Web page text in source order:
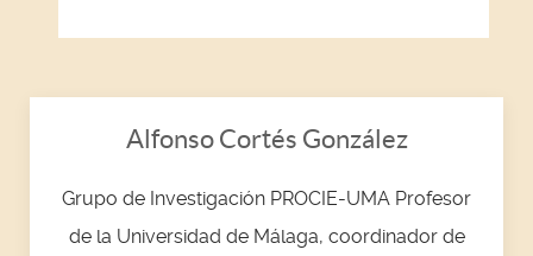
Alfonso Cortés González
Grupo de Investigación PROCIE-UMA Profesor
de la Universidad de Málaga, coordinador de